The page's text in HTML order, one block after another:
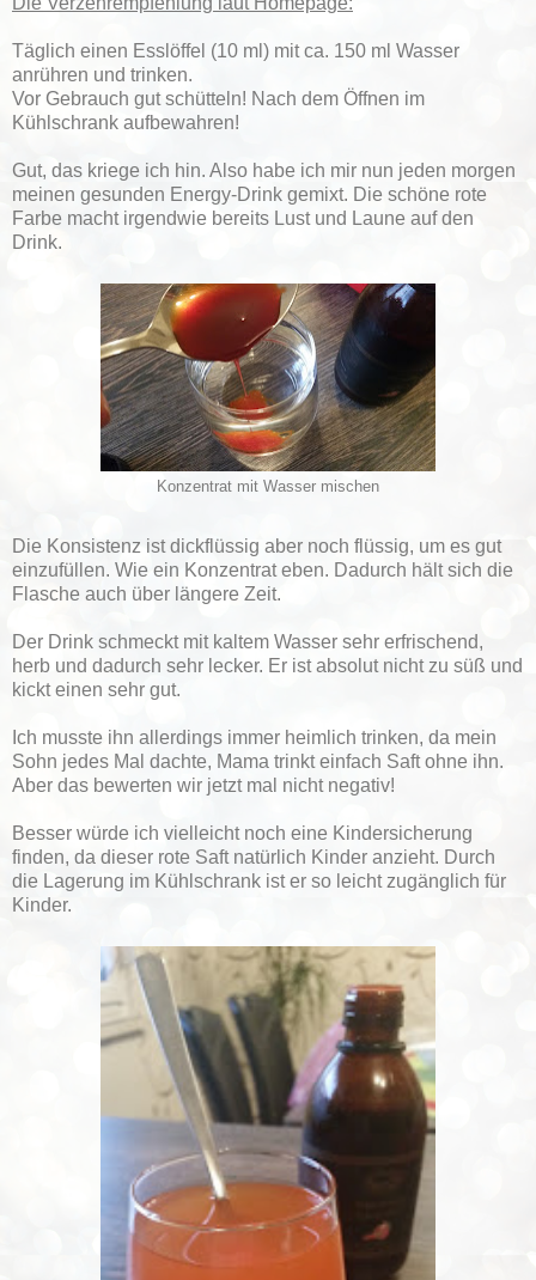
Täglich einen Esslöffel (10 ml) mit ca. 150 ml Wasser
anrühren und trinken.
Vor Gebrauch gut schütteln! Nach dem Öffnen im
Kühlschrank aufbewahren!
Gut, das kriege ich hin. Also habe ich mir nun jeden morgen
meinen gesunden Energy-Drink gemixt. Die schöne rote
Farbe macht irgendwie bereits Lust und Laune auf den
Drink.
Konzentrat mit Wasser mischen
Die Konsistenz ist dickflüssig aber noch flüssig, um es gut
einzufüllen. Wie ein Konzentrat eben. Dadurch hält sich die
Flasche auch über längere Zeit.
Der Drink schmeckt mit kaltem Wasser sehr erfrischend,
herb und dadurch sehr lecker. Er ist absolut nicht zu süß und
kickt einen sehr gut.
Ich musste ihn allerdings immer heimlich trinken, da mein
Sohn jedes Mal dachte, Mama trinkt einfach Saft ohne ihn.
Aber das bewerten wir jetzt mal nicht negativ!
Besser würde ich vielleicht noch eine Kindersicherung
finden, da dieser rote Saft natürlich Kinder anzieht. Durch
die Lagerung im Kühlschrank ist er so leicht zugänglich für
Kinder.